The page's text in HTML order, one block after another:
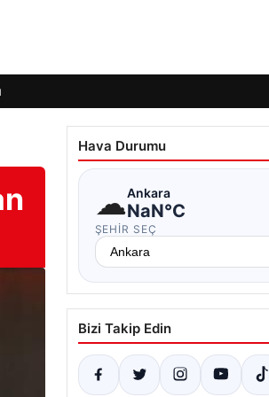
Hava Durumu
☁Ankara
NaN°C
ŞEHIR SEÇ
Bizi Takip Edin